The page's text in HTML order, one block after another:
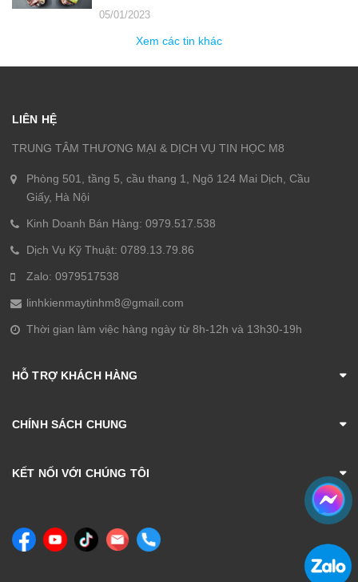
05/01/2023
Xem các tin khác
LIÊN HỆ
TRUNG TÂM THƯƠNG MẠI & DỊCH VỤ TIN HỌC M8
Phòng 501, tầng 5, cầu thang 1, Ngõ 124 Mai Dịch, Cầu
Giấy, Hà Nội
Kinh Doanh Bán Hàng: 0979.517.538
Dịch Vụ Kỹ Thuật: 0789.13.79.86
Zalo: 0979517538
linhkienmaytinhm8@gmail.com
Thời gian làm việc hàng ngày từ 8h-12h và 13h30-19h
HỖ TRỢ KHÁCH HÀNG
CHÍNH SÁCH CHUNG
KẾT NỐI VỚI CHÚNG TÔI